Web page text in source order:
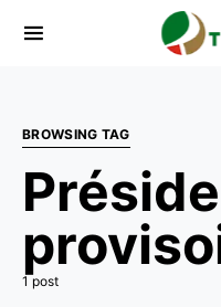
BROWSING TAG
1 post